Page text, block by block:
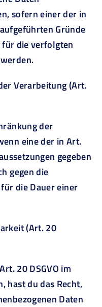
sofern einer der in
Gründe
die verfolgten
Verarbeitung (Art.
der
eine der in Art.
gegeben
gegen die
die Dauer einer
(Art. 20
20 DSGVO im
hast du das Recht,
Daten